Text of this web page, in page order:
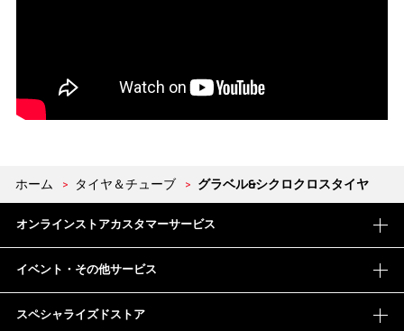
ホーム > タイヤ＆チューブ > グラベル&シクロクロスタイヤ
オンラインストアカスタマーサービス
イベント・その他サービス
スペシャライズドストア